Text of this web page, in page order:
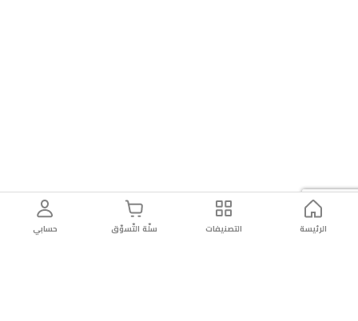
الرئيسة التصنيفات سلّة التّسوّق حسابي